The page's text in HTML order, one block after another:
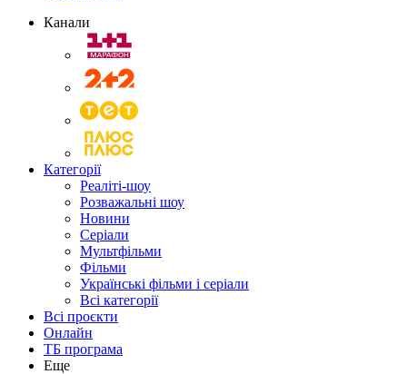
Канали
Категорії
Реаліті-шоу
Розважальні шоу
Новини
Серіали
Мультфільми
Фільми
Українські фільми і серіали
Всі категорії
Всі проєкти
Онлайн
ТБ програма
Еще